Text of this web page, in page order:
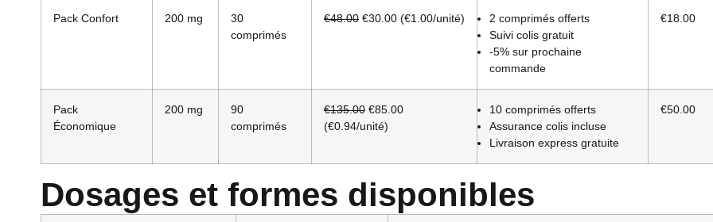
Pack Confort 200 mg
30
comprimés
€48.00 €30.00 (€1.00/unité)
2 comprimés offerts
Suivi colis gratuit
-5% sur prochaine
commande
€18.00
Pack
Économique
200 mg
90
comprimés
€135.00 €85.00
(€0.94/unité)
10 comprimés offerts
Assurance colis incluse
Livraison express gratuite
€50.00
Dosages et formes disponibles